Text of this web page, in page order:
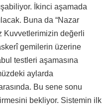
İkinci aşamada
Buna da “Nazar
Kuvvetlerimizin değerli
gemilerin üzerine
testleri aşamasına
aylarda
Bu sene sonu
bekliyor. Sistemin ilk